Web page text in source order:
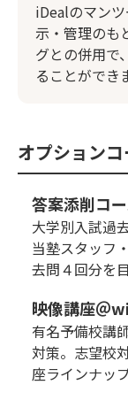
iDealのマン
示・管理のも
グとの併用で
ることができ
オプションコ
答案添削コ
大学別入試過
当塾スタッフ
去問４回分を
映像講座＠
有名予備校講
対策。志望校
座ラインナップ